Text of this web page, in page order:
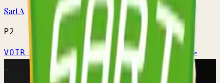
Sart A
P2
VOIR L'ÉQUIPE → CALENDRIER OFFICIEL ↗